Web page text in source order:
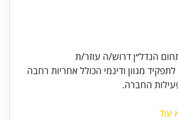
הנדל״ן דרוש/ה עוזר/ת
מגוון ודינמי הכולל אחריות רחבה
החברה.
עוד